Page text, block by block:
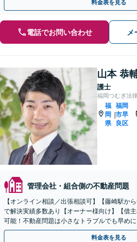
料金表を見る
電話でお問い合わせ メ
山本 恭
護士
福岡つむぎ法
福
岡
県
|
福岡
市早
良区
管理会社・組合側の不動産問題
【オンライン相談／出張相談可】【藤崎駅か
で解決実績多数あり【オーナー様向け】【借
可能！不動産問題は小さなトラブルでも早め
かりやすく・リーズナブルな料金設定】【弁
料金表を見る